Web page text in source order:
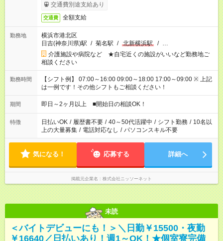
交通費別途支給あり
交通費 全額支給
勤務地
横浜市港北区
日吉(神奈川県)駅 / 菊名駅 / 北新横浜駅 / …
介護施設や病院など ★自宅近くの施設がいいなど勤務地ご
相談ください
勤務時間
【シフト例】 07:00～16:00 09:00～18:00 17:00～09:00 ※ 上記
は一例です！その他シフトもご相談ください！
期間 即日～2ヶ月以上 ■開始日の相談OK！
特徴 日払いOK / 履歴書不要 / 40～50代活躍中 / シフト勤務 / 10名以
上の大量募集 / 電話対応なし / パソコンスキル不要
気になる！ 応募する 詳細へ
掲載元企業名 株式会社ニッソーネット
未読
＜バイトデビューにも！＞＼日勤￥15500・夜勤
￥16640／日払いあり！週1～OK！★個室寮完備